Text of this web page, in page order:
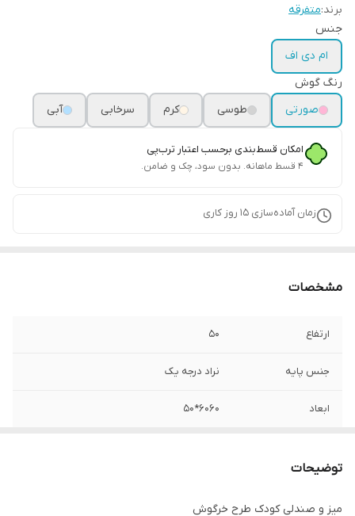
برند:متفرقه
جنس
ام دی اف
رنگ گوش
صورتی
طوسی کرم سرخابی آبی
امکان قسط‌بندی برحسب اعتبار ترب‌پی
۴ قسط ماهانه. بدون سود، چک و ضامن.
زمان آماده‌سازی 15 روز کاری
مشخصات
ارتفاع 50
جنس پایه نراد درجه یک
ابعاد 6060*50
توضیحات
میز و صندلی کودک طرح خرگوش